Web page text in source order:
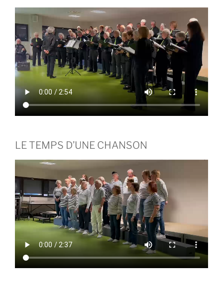
LE TEMPS D’UNE CHANSON